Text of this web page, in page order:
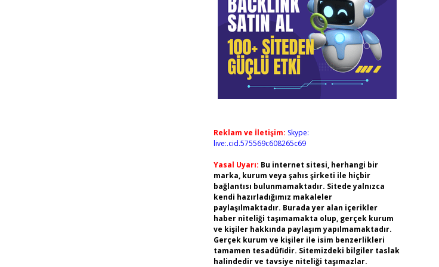
Reklam ve İletişim: Skype:
live:.cid.575569c608265c69
Yasal Uyarı: Bu internet sitesi, herhangi bir
marka, kurum veya şahıs şirketi ile hiçbir
bağlantısı bulunmamaktadır. Sitede yalnızca
kendi hazırladığımız makaleler
paylaşılmaktadır. Burada yer alan içerikler
haber niteliği taşımamakta olup, gerçek kurum
ve kişiler hakkında paylaşım yapılmamaktadır.
Gerçek kurum ve kişiler ile isim benzerlikleri
tamamen tesadüfidir. Sitemizdeki bilgiler taslak
halindedir ve tavsiye niteliği taşımazlar.